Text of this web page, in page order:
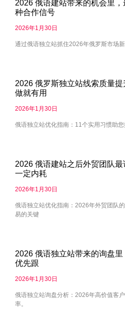
2026 俄语建站带来的机会里
种合作信号
2026年1月30日
通过俄语独立站抓住2026年俄罗斯市场
2026 俄罗斯独立站线索质量
做就有用
2026年1月30日
俄语独立站优化指南：11个实用习惯助您
2026 俄语建站之后外贸团队
一定内耗
2026年1月30日
俄语独立站优化指南：2026年外贸团队
易的关键
2026 俄语独立站带来的询盘
优先跟
2026年1月30日
俄语独立站询盘分析：2026年高价值客
率。